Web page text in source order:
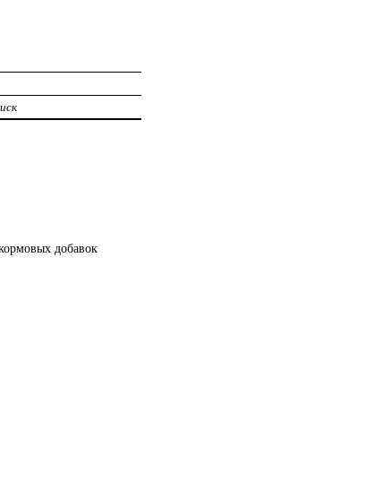
добавок